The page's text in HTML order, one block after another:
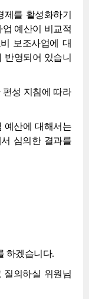
를 활성화하기
예산이 비교적
보조사업에 대
반영되어 있습니
편성 지침에 따라
예산에 대해서는
심의한 결과를
하겠습니다.
질의하실 위원님